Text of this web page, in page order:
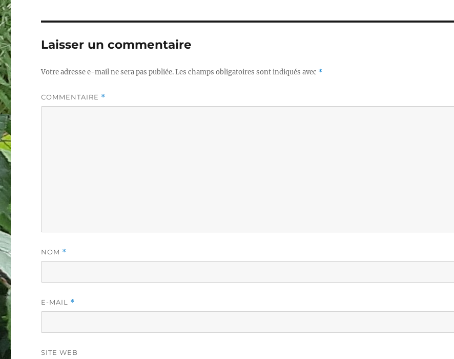
Laisser un commentaire
Votre adresse e-mail ne sera pas publiée.Les champs obligatoires sont indiqués avec *
COMMENTAIRE *
NOM *
E-MAIL *
SITE WEB